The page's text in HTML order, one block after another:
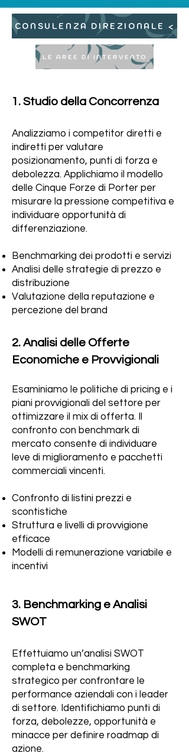
CONSULENZA DIREZIONALE <
LE AREE DI INTERVENTO
1. Studio della Concorrenza
Analizziamo i competitor diretti e
indiretti per valutare
posizionamento, punti di forza e
debolezza. Applichiamo il modello
delle Cinque Forze di Porter per
misurare la pressione competitiva e
individuare opportunità di
differenziazione.
Benchmarking dei prodotti e servizi
Analisi delle strategie di prezzo e
distribuzione
Valutazione della reputazione e
percezione del brand
2. Analisi delle Offerte
Economiche e Provvigionali
Esaminiamo le politiche di pricing e i
piani provvigionali del settore per
ottimizzare il mix di offerta. Il
confronto con benchmark di
mercato consente di individuare
leve di miglioramento e pacchetti
commerciali vincenti.
Confronto di listini prezzi e
scontistiche
Struttura e livelli di provvigione
efficace
Modelli di remunerazione variabile e
incentivi
3. Benchmarking e Analisi
SWOT
Effettuiamo un’analisi SWOT
completa e benchmarking
strategico per confrontare le
performance aziendali con i leader
di settore. Identifichiamo punti di
forza, debolezze, opportunità e
minacce per definire roadmap di
azione.